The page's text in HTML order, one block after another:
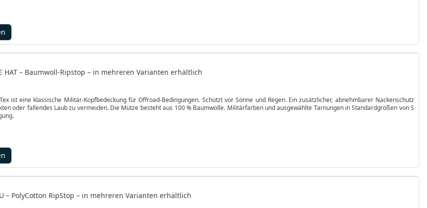
HAT – Baumwoll-Ripstop – in mehreren Varianten erhältlich
ist eine klassische Militär-Kopfbedeckung für Offroad-Bedingungen. Schützt vor Sonne und Regen. Ein zusätzlicher, abnehmbarer Nackenschutz
oder fallendes Laub zu vermeiden. Die Mütze besteht aus 100 % Baumwolle. Militärfarben und ausgewählte Tarnungen in Standardgrößen von S
– PolyCotton RipStop – in mehreren Varianten erhältlich